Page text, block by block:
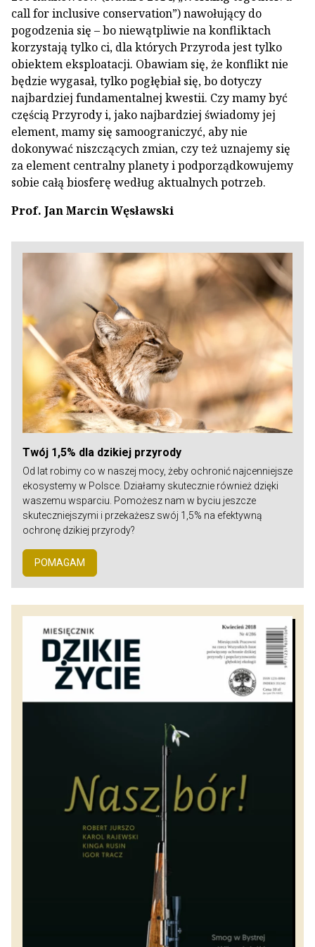
call for inclusive conservation”) nawołujący do
pogodzenia się – bo niewątpliwie na konfliktach
korzystają tylko ci, dla których Przyroda jest tylko
obiektem eksploatacji. Obawiam się, że konflikt nie
będzie wygasał, tylko pogłębiał się, bo dotyczy
najbardziej fundamentalnej kwestii. Czy mamy być
częścią Przyrody i, jako najbardziej świadomy jej
element, mamy się samoograniczyć, aby nie
dokonywać niszczących zmian, czy też uznajemy się
za element centralny planety i podporządkowujemy
sobie całą biosferę według aktualnych potrzeb.
Prof. Jan Marcin Węsławski
Twój 1,5% dla dzikiej przyrody
Od lat robimy co w naszej mocy, żeby ochronić najcenniejsze
ekosystemy w Polsce. Działamy skutecznie również dzięki
waszemu wsparciu. Pomożesz nam w byciu jeszcze
skuteczniejszymi i przekażesz swój 1,5% na efektywną
ochronę dzikiej przyrody?
POMAGAM